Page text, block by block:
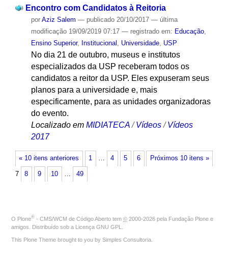
Encontro com Candidatos à Reitoria
por Aziz Salem — publicado20/10/2017 — última
modificação19/09/2019 07:17 — registrado em: Educação,
Ensino Superior, Institucional , Universidade, USP
No dia 21 de outubro, museus e institutos
especializados da USP receberam todos os
candidatos a reitor da USP. Eles expuseram seus
planos para a universidade e, mais
especificamente, para as unidades organizadoras
do evento.
Localizado em MIDIATECA /Vídeos /Vídeos
2017
« 10 itens anteriores Próximos 10 itens »
1 … 4 5 6
7 8 9 10 … 49
O Plone® - CMS/WCM de Código Aberto tem © 2000-2026 pela Fundação Plone e
amigos. Distribuído sob a Licença GNU GPL
This Plone Theme brought to you by Simples Consultoria